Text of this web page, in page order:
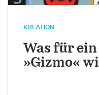
KREATION
Was für ein
»Gizmo«